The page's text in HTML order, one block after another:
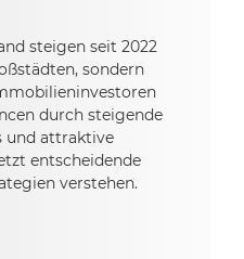
steigen seit 2022
sondern
durch steigende
und attraktive
entscheidende
verstehen.